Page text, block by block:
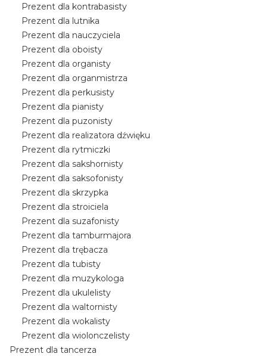
Prezent dla kontrabasisty
Prezent dla lutnika
Prezent dla nauczyciela
Prezent dla oboisty
Prezent dla organisty
Prezent dla organmistrza
Prezent dla perkusisty
Prezent dla pianisty
Prezent dla puzonisty
Prezent dla realizatora dźwięku
Prezent dla rytmiczki
Prezent dla sakshornisty
Prezent dla saksofonisty
Prezent dla skrzypka
Prezent dla stroiciela
Prezent dla suzafonisty
Prezent dla tamburmajora
Prezent dla trębacza
Prezent dla tubisty
Prezent dla muzykologa
Prezent dla ukulelisty
Prezent dla waltornisty
Prezent dla wokalisty
Prezent dla wiolonczelisty
Prezent dla tancerza